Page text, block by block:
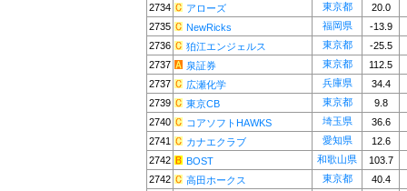
2734
アローズ 東京都
20.0
2735
NewRicks 福岡県
-13.9
2736
狛江エンジェルス 東京都
-25.5
2737
泉証券 東京都
112.5
2737
広瀬化学 兵庫県
34.4
2739
東京CB 東京都
9.8
2740
コアソフトHAWKS 埼玉県
36.6
2741
カナエクラブ 愛知県
12.6
2742
BOST 和歌山県
103.7
2742
高田ホークス 東京都
40.4